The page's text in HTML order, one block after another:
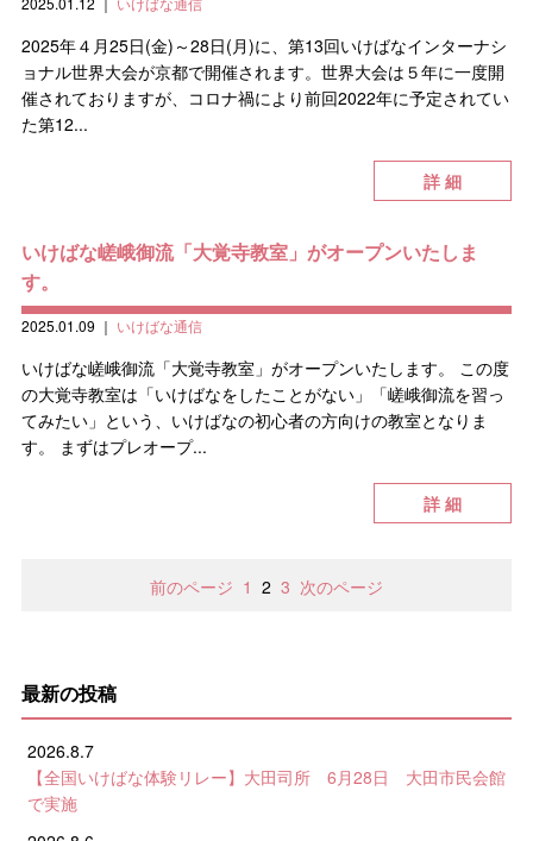
2025年４月25日(金)～28日(月)に、第13回いけばなインターナシ
ョナル世界大会が京都で開催されます。世界大会は５年に一度開
催されておりますが、コロナ禍により前回2022年に予定されてい
た第12...
詳 細
いけばな嵯峨御流「大覚寺教室」がオープンいたしま
す。
2025.01.09 ｜ いけばな通信
いけばな嵯峨御流「大覚寺教室」がオープンいたします。 この度
の大覚寺教室は「いけばなをしたことがない」「嵯峨御流を習っ
てみたい」という、いけばなの初心者の方向けの教室となりま
す。 まずはプレオープ...
詳 細
前のページ 1 2 3 次のページ
最新の投稿
2026.8.7
【全国いけばな体験リレー】大田司所 6月28日 大田市民会館
で実施